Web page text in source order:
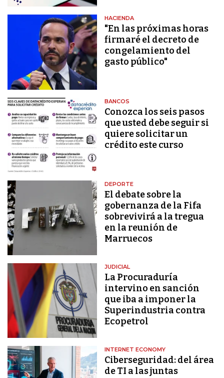
HACIENDA
"En las próximas horas
firmaré el decreto de
congelamiento del
gasto público"
BANCOS
Conozca los seis pasos
que usted debe seguir si
quiere solicitar un
crédito este curso
DEPORTE
El debate sobre la
gobernanza de la Fifa
sobrevivirá a la tregua
en la reunión de
Marruecos
JUDICIAL
La Procuraduría
intervino en sanción
que iba a imponer la
Superindustria contra
Ecopetrol
INTERNET ECONOMY
Ciberseguridad: del área
de TI a las juntas